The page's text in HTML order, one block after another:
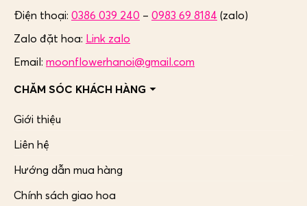
Điện thoại: 0386 039 240 – 0983 69 8184 (zalo)
Zalo đặt hoa: Link zalo
Email: moonflowerhanoi@gmail.com
CHĂM SÓC KHÁCH HÀNG
Giới thiệu
Liên hệ
Hướng dẫn mua hàng
Chính sách giao hoa